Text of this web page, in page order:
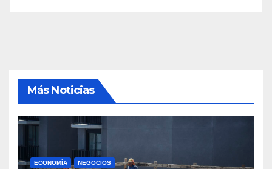
Más Noticias
ECONOMÍA NEGOCIOS